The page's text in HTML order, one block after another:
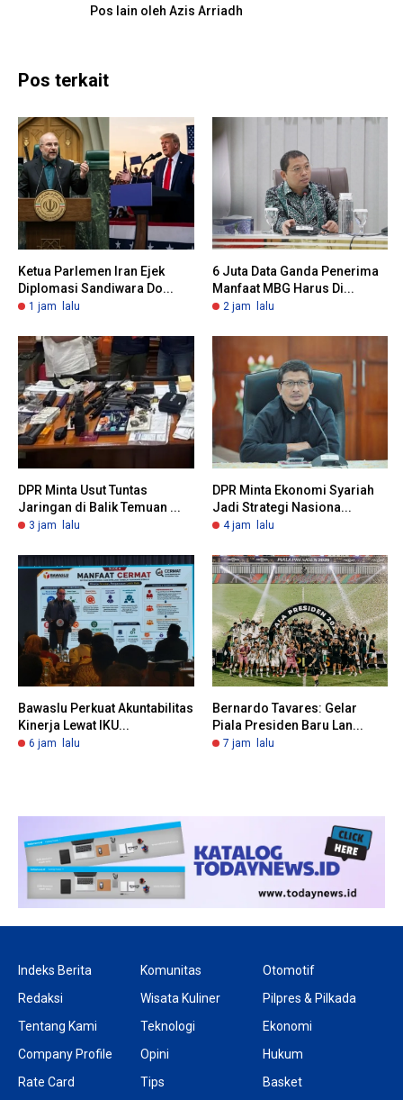
Pos lain oleh Azis Arriadh
Pos terkait
Ketua Parlemen Iran Ejek
Diplomasi Sandiwara Do...
1 jam lalu
6 Juta Data Ganda Penerima
Manfaat MBG Harus Di...
2 jam lalu
DPR Minta Usut Tuntas
Jaringan di Balik Temuan ...
3 jam lalu
DPR Minta Ekonomi Syariah
Jadi Strategi Nasiona...
4 jam lalu
Bawaslu Perkuat Akuntabilitas
Kinerja Lewat IKU...
6 jam lalu
Bernardo Tavares: Gelar
Piala Presiden Baru Lan...
7 jam lalu
Indeks Berita
Redaksi
Tentang Kami
Company Profile
Rate Card
Komunitas
Wisata Kuliner
Teknologi
Opini
Tips
Otomotif
Pilpres & Pilkada
Ekonomi
Hukum
Basket